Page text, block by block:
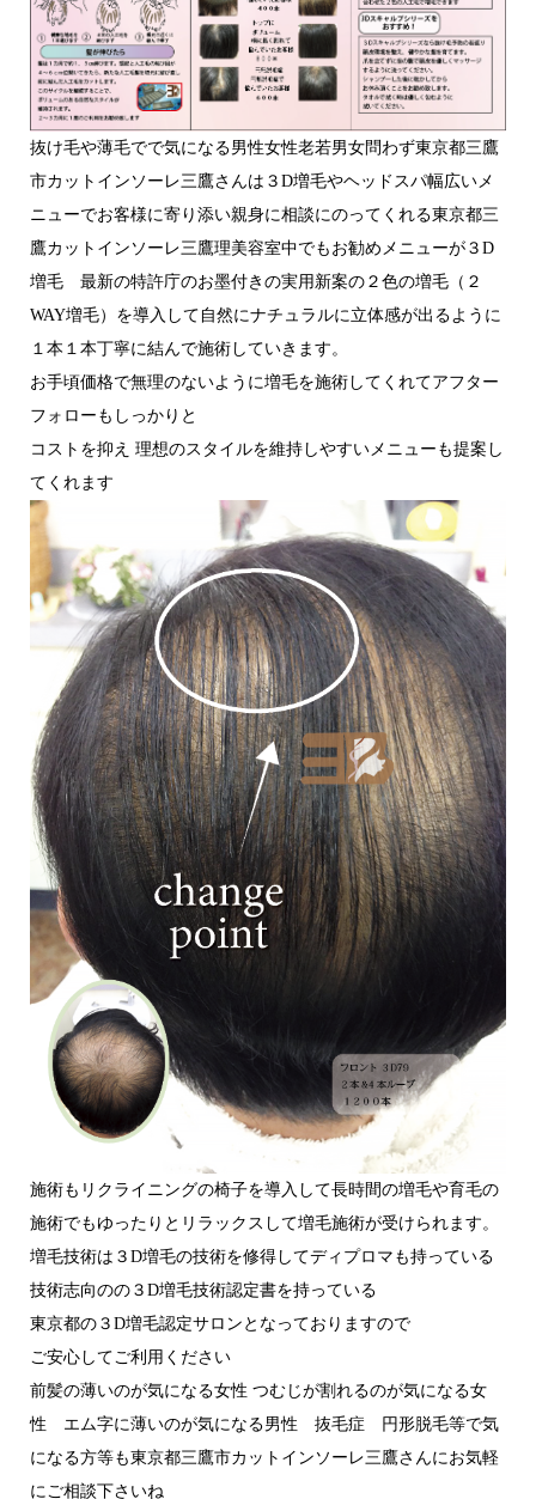
抜け毛や薄毛でで気になる男性女性老若男女問わず東京都三鷹
市カットインソーレ三鷹さんは３D増毛やヘッドスパ幅広いメ
ニューでお客様に寄り添い親身に相談にのってくれる東京都三
鷹カットインソーレ三鷹理美容室中でもお勧めメニューが３D
増毛 最新の特許庁のお墨付きの実用新案の２色の増毛（２
WAY増毛）を導入して自然にナチュラルに立体感が出るように
１本１本丁寧に結んで施術していきます。
お手頃価格で無理のないように増毛を施術してくれてアフター
フォローもしっかりと
コストを抑え 理想のスタイルを維持しやすいメニューも提案し
てくれます
施術もリクライニングの椅子を導入して長時間の増毛や育毛の
施術でもゆったりとリラックスして増毛施術が受けられます。
増毛技術は３D増毛の技術を修得してディプロマも持っている
技術志向のの３D増毛技術認定書を持っている
東京都の３D増毛認定サロンとなっておりますので
ご安心してご利用ください
前髪の薄いのが気になる女性 つむじが割れるのが気になる女
性 エム字に薄いのが気になる男性 抜毛症 円形脱毛等で気
になる方等も東京都三鷹市カットインソーレ三鷹さんにお気軽
にご相談下さいね